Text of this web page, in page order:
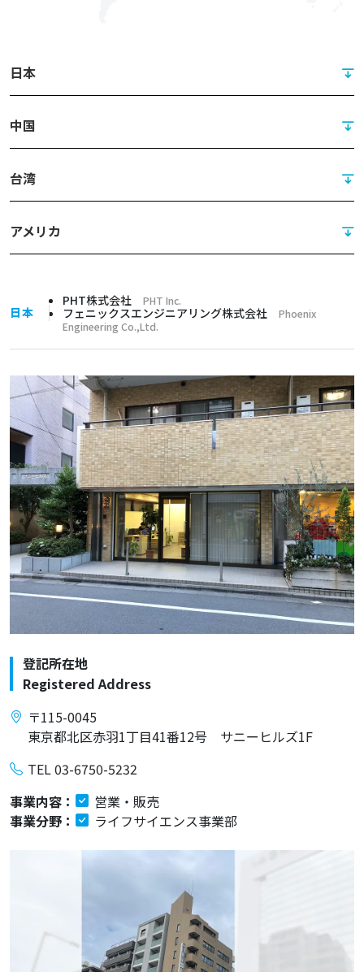
日本
中国
台湾
アメリカ
日本
PHT株式会社PHT Inc.
フェニックスエンジニアリング株式会社Phoenix
Engineering Co.,Ltd.
登記所在地
Registered Address
〒115-0045
東京都北区赤羽1丁目41番12号 サニーヒルズ1F
TEL 03-6750-5232
事業内容：
営業・販売
事業分野：
ライフサイエンス事業部